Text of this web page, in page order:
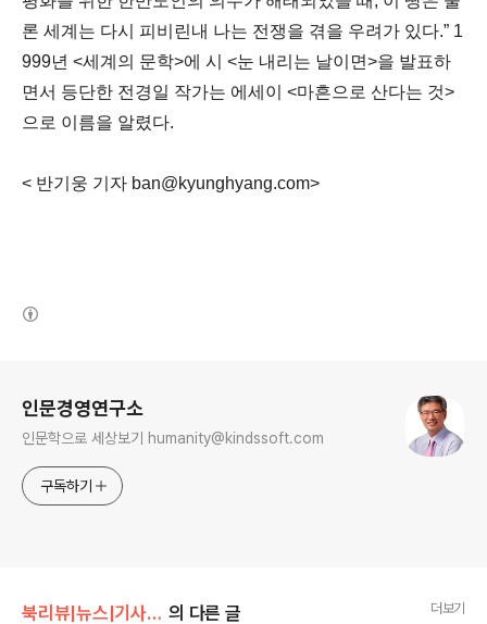
론 세계는 다시 피비린내 나는 전쟁을 겪을 우려가 있다.” 1
999년 <세계의 문학>에 시 <눈 내리는 날이면>을 발표하
면서 등단한 전경일 작가는 에세이 <마흔으로 산다는 것>
으로 이름을 알렸다.
< 반기웅 기자 ban@kyunghyang.com>
인문경영연구소
인문학으로 세상보기 humanity@kindssoft.com
구독하기
북리뷰|뉴스|기사|강의후기 의 다른 글 더보기